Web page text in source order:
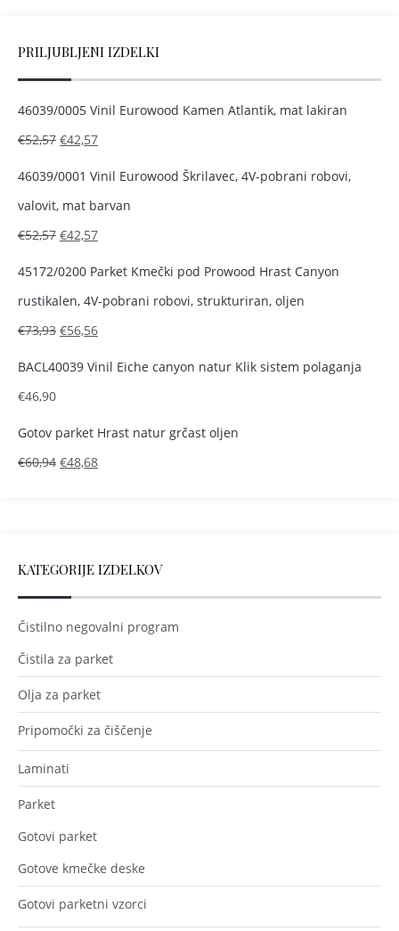
PRILJUBLJENI IZDELKI
46039/0005 Vinil Eurowood Kamen Atlantik, mat lakiran
€52,57 €42,57
46039/0001 Vinil Eurowood Škrilavec, 4V-pobrani robovi,
valovit, mat barvan
€52,57 €42,57
45172/0200 Parket Kmečki pod Prowood Hrast Canyon
rustikalen, 4V-pobrani robovi, strukturiran, oljen
€73,93 €56,56
BACL40039 Vinil Eiche canyon natur Klik sistem polaganja
€46,90
Gotov parket Hrast natur grčast oljen
€60,94 €48,68
KATEGORIJE IZDELKOV
Čistilno negovalni program
Čistila za parket
Olja za parket
Pripomočki za čiščenje
Laminati
Parket
Gotovi parket
Gotove kmečke deske
Gotovi parketni vzorci